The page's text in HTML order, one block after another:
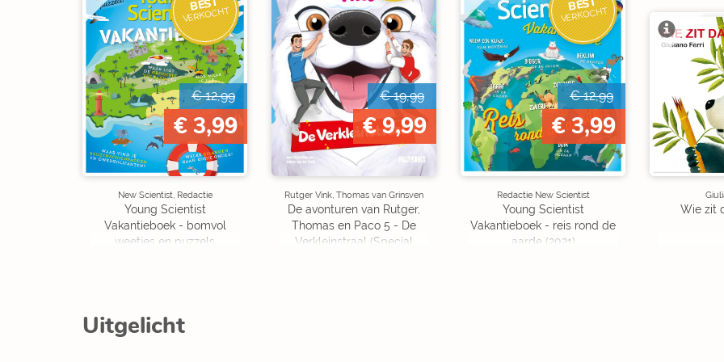
BEST
VERKOCHT
€ 12,99
€ 3,99
New Scientist, Redactie
Young Scientist
Vakantieboek - bomvol
weetjes en puzzels
€ 19,99
€ 9,99
Rutger Vink, Thomas van Grinsven
De avonturen van Rutger,
Thomas en Paco 5 - De
Verkleinstraal (Special
BEST
VERKOCHT
€ 12,99
€ 3,99
Redactie New Scientist
Young Scientist
Vakantieboek - reis rond de
aarde (2021)
Wie zit
Uitgelicht